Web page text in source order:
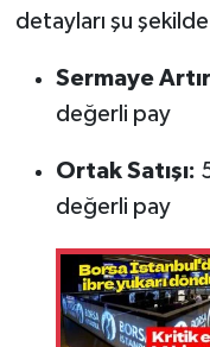
detayları şu
Sermaye
değerli pay
Ortak Satışı:
değerli pay